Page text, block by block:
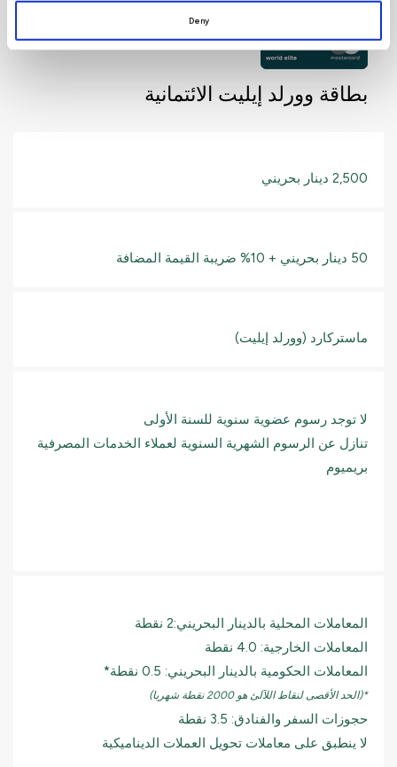
Deny
بطاقة وورلد إيليت الائتمانية
2,500 دينار بحريني
50 دينار بحريني + 10% ضريبة القيمة المضافة
ماستركارد (وورلد إيليت)
لا توجد رسوم عضوية سنوية للسنة الأولى
تنازل عن الرسوم الشهرية السنوية لعملاء الخدمات المصرفية
بريميوم
المعاملات المحلية بالدينار البحريني:2 نقطة
المعاملات الخارجية: 4.0 نقطة
المعاملات الحكومية بالدينار البحريني: 0.5 نقطة*
*(الحد الأقصى لنقاط اللآلئ هو 2000 نقطة شهريا)
حجوزات السفر والفنادق: 3.5 نقطة
لا ينطبق على معاملات تحويل العملات الديناميكية